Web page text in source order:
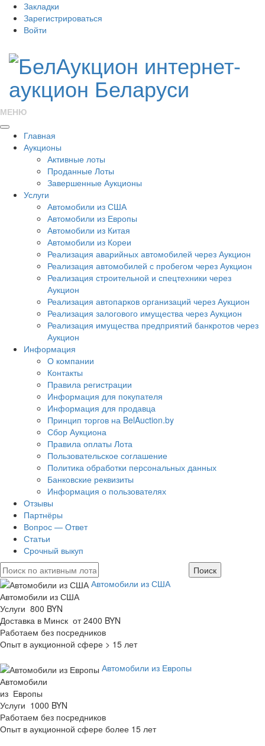
Закладки
Зарегистрироваться
Войти
МЕНЮ
Главная
Аукционы
Активные лоты
Проданные Лоты
Завершенные Аукционы
Услуги
Автомобили из США
Автомобили из Европы
Автомобили из Китая
Автомобили из Кореи
Реализация аварийных автомобилей через Аукцион
Реализация автомобилей с пробегом через Аукцион
Реализация строительной и спецтехники через
Аукцион
Реализация автопарков организаций через Аукцион
Реализация залогового имущества через Аукцион
Реализация имущества предприятий банкротов через
Аукцион
Информация
О компании
Контакты
Правила регистрации
Информация для покупателя
Информация для продавца
Принцип торгов на BelAuction.by
Сбор Аукциона
Правила оплаты Лота
Пользовательское соглашение
Политика обработки персональных данных
Банковские реквизиты
Информация о пользователях
Отзывы
Партнёры
Вопрос — Ответ
Статьи
Срочный выкуп
Автомобили из США
Автомобили из США
Услуги 800 BYN
Доставка в Минск от 2400 BYN
Работаем без посредников
Опыт в аукционной сфере > 15 лет
Автомобили из Европы
Автомобили
из Европы
Услуги 1000 BYN
Работаем без посредников
Опыт в аукционной сфере более 15 лет